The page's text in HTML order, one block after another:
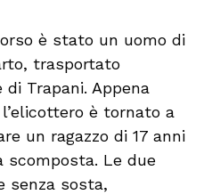
è stato un uomo di
trasportato
di Trapani. Appena
è tornato a
un ragazzo di 17 anni
scomposta. Le due
senza sosta,